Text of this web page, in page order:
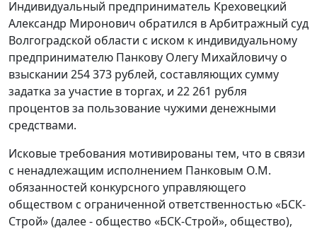
Индивидуальный предприниматель Креховецкий
Александр Миронович обратился в Арбитражный суд
Волгоградской области с иском к индивидуальному
предпринимателю Панкову Олегу Михайловичу о
взыскании 254 373 рублей, составляющих сумму
задатка за участие в торгах, и 22 261 рубля
процентов за пользование чужими денежными
средствами.
Исковые требования мотивированы тем, что в связи
с ненадлежащим исполнением Панковым О.М.
обязанностей конкурсного управляющего
обществом с ограниченной ответственностью «БСК-
Строй» (далее - общество «БСК-Строй», общество),